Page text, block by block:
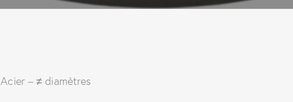
Acier – ≠ diamètres